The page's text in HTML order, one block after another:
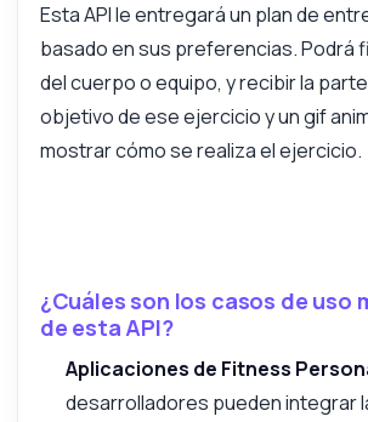
Esta API le entregará un plan de
basado en sus preferencias. Podrá
del cuerpo o equipo, y recibir la
objetivo de ese ejercicio y un gif
mostrar cómo se realiza el ejercicio.
¿Cuáles son los casos de uso
de esta API?
Aplicaciones de Fitness
desarrolladores pueden integrar